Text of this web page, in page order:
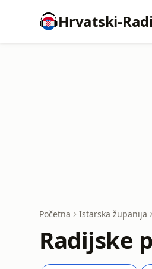
Hrvatski-
Početna Istarska županija
Radijske